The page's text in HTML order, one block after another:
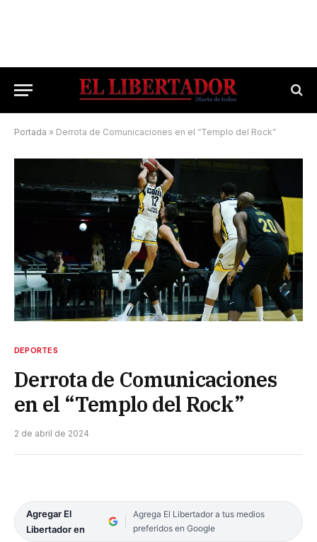
Portada » Derrota de Comunicaciones en el “Templo del Rock”
DEPORTES
Derrota de Comunicaciones
en el “Templo del Rock”
2 de abril de 2024
Agregar El
Libertador en
Agrega El Libertador a tus medios
preferidos en Google